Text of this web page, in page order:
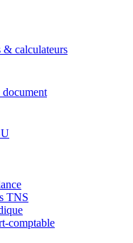
& calculateurs
document
TNS
comptable